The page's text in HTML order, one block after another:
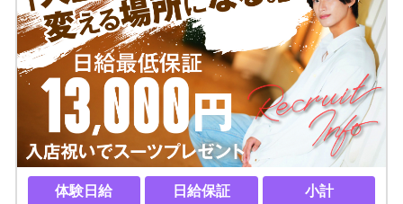
体験日給 日給保証 小計